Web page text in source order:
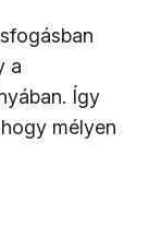
a
Így
mélyen